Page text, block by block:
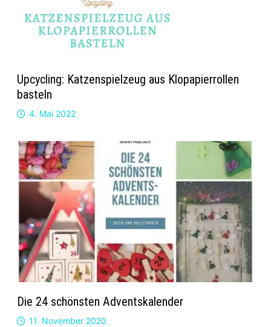
Upcycling: Katzenspielzeug aus Klopapierrollen
basteln
4. Mai 2022
Die 24 schönsten Adventskalender
11. November 2020